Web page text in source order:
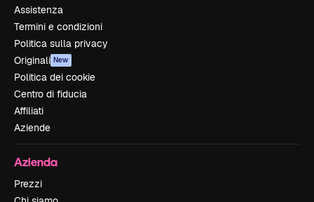
Assistenza
Termini e condizioni
Politica sulla privacy
Originali New
Politica dei cookie
Centro di fiducia
Affiliati
Aziende
Azienda
Prezzi